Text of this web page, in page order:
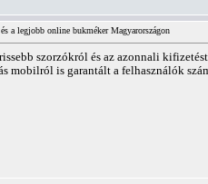
a legjobb online bukméker Magyarországon
szorzókról és az azonnali
mobilról is garantált a felhasználók